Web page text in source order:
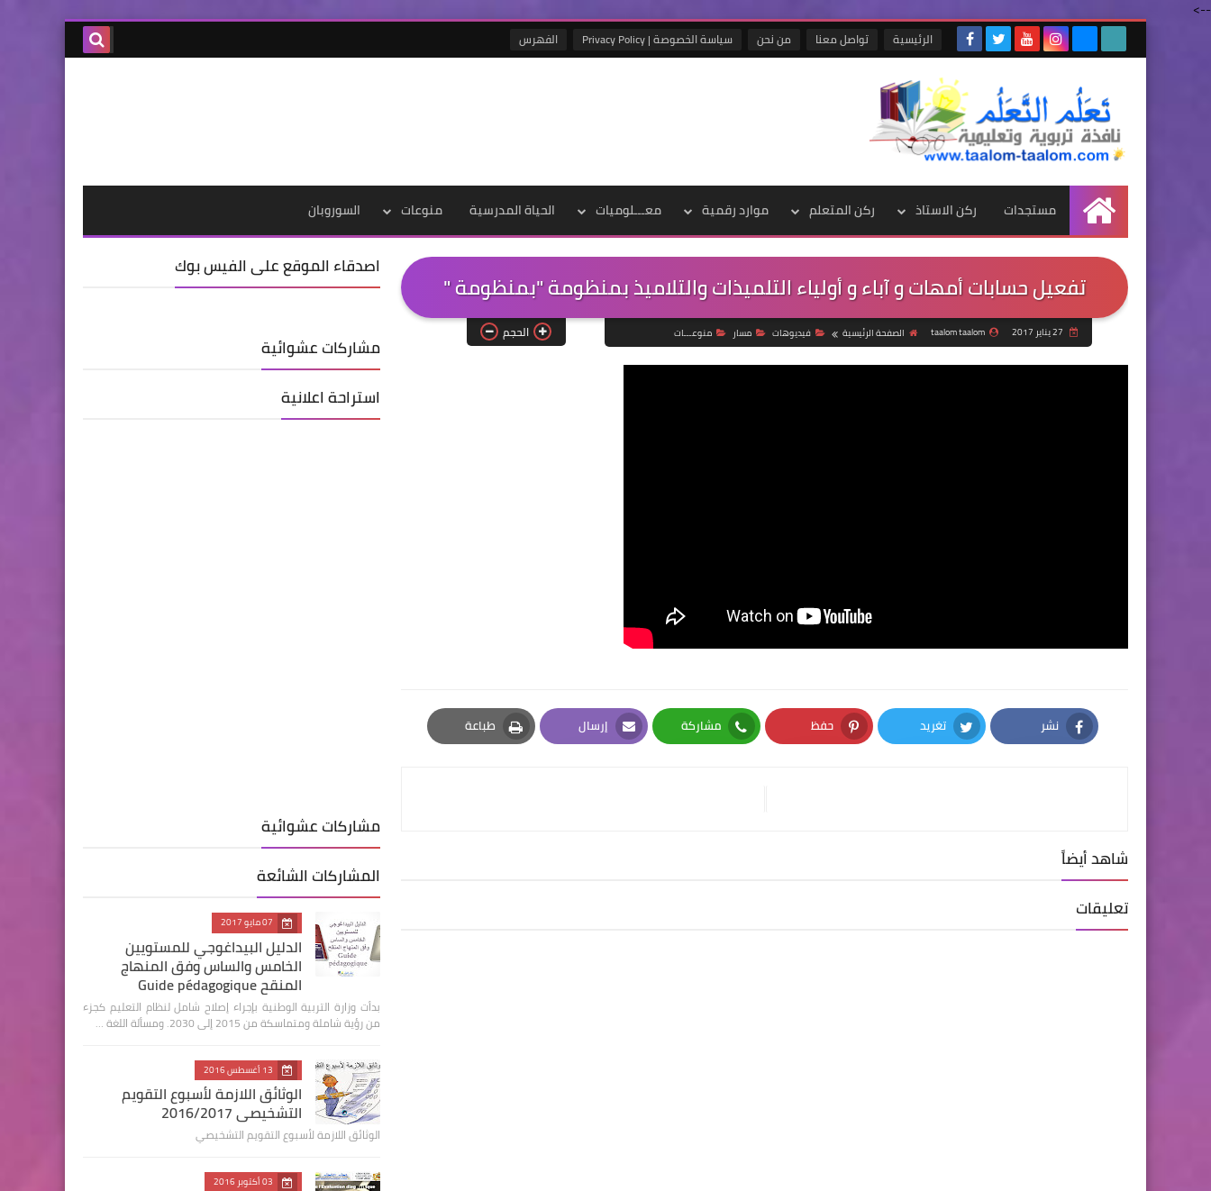
-->
الرئيسية تواصل معنا من نحن سياسة الخصوصة | Privacy Policy الفهرس
الرئيسية
مستجدات ركن الاستاذ ركن المتعلم موارد رقمية معـــلوميات الحياة المدرسية منوعات السوروبان
تفعيل حسابات أمهات و آباء و أولياء التلميذات والتلاميذ بمنظومة "بمنظومة "
taalom taalom الصفحة الرئيسية فيديوهات مسار منوعـــات الحجم
نشر
Facebook
تغريد
Twitter
حفظ
Pinterest
مشاركة
Whatsapp
إرسال
Email
طباعة
Print
شاهد أيضاً
تعليقات
اصدقاء الموقع على الفيس بوك
مشاركات عشوائية
استراحة اعلانية
مشاركات عشوائية
المشاركات الشائعة
07 مايو 2017
الدليل البيداغوجي للمستويين
الخامس والساس وفق المنهاج
المنقح Guide pédagogique
بدأت وزارة التربية الوطنية بإجراء إصلاح شامل لنظام التعليم كجزء
من رؤية شاملة ومتماسكة من 2015 إلى 2030. ومسألة اللغة …
13 أغسطس 2016
الوثائق اللازمة لأسبوع التقويم
التشخيصي 2016/2017
الوثائق اللازمة لأسبوع التقويم التشخيصي
03 أكتوبر 2016